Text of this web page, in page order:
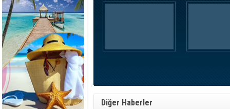
Diğer Haberler